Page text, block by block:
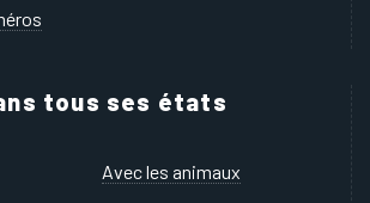
tous ses états
Avec les animaux